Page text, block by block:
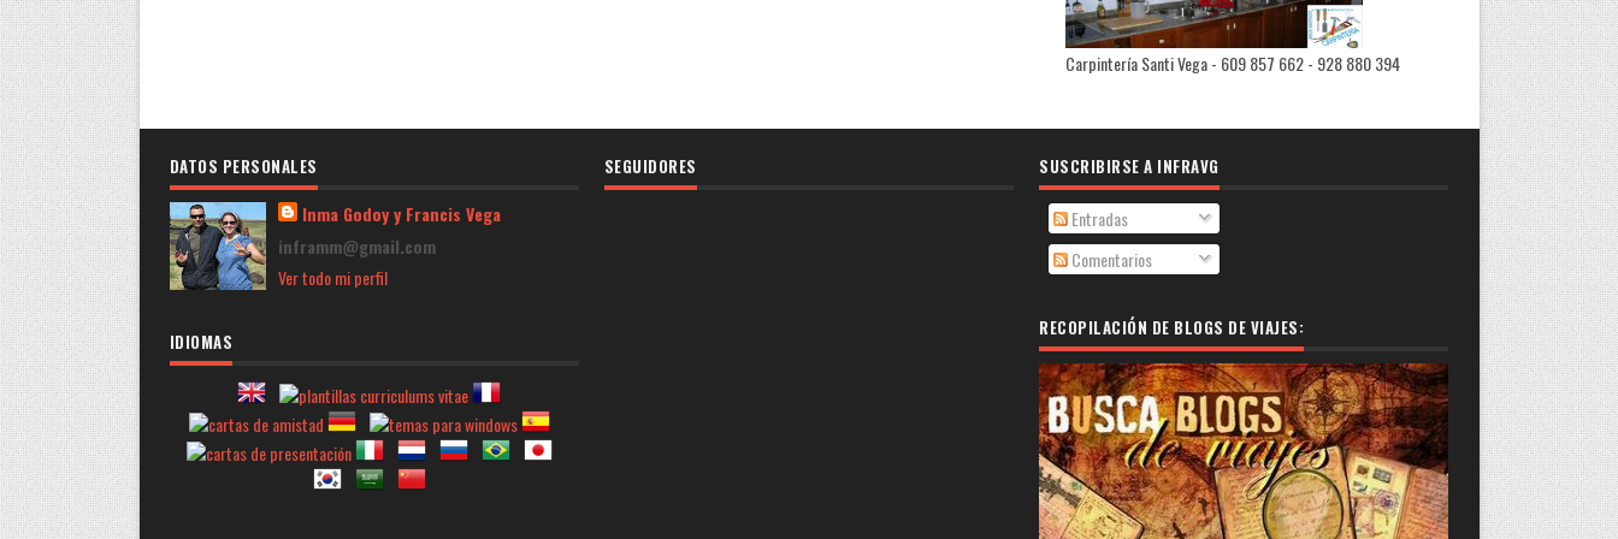
Carpintería Santi Vega - 609 857 662 - 928 880 394
DATOS PERSONALES
Inma Godoy y Francis Vega
inframm@gmail.com
Ver todo mi perfil
IDIOMAS
SEGUIDORES SUSCRIBIRSE A INFRAVG
Entradas
Comentarios
RECOPILACIÓN DE BLOGS DE VIAJES: